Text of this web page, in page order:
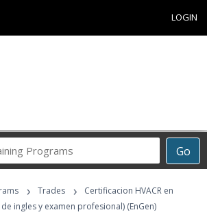
LOGIN
Go
Career
Programs
› Trades ›
Certificacion HVACR en
ingles y examen profesional) (EnGen)